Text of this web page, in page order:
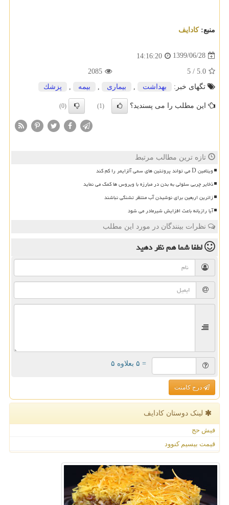
منبع:كادایف
1399/06/28
14:16:20
5.0
/
5
2085
تگهای خبر:
بهداشت بیماری بیمه پزشك
این مطلب را می پسندید؟ (1)
(0)
تازه ترین مطالب مرتبط
ویتامین D می تواند پروتئین های سمی آلزایمر را کم کند
ذخایر چربی سلولی به بدن در مبارزه با ویروس ها کمک می نماید
زائرین اربعین برای نوشیدن آب منتظر تشنگی نباشند
آیا رازیانه باعث افزایش شیرمادر می شود
نظرات بینندگان در مورد این مطلب
لطفا شما همنظر دهید
= ۵ بعلاوه ۵
درج کامنت
لینک دوستان كادایف
فیش حج
قیمت بیسیم کنوود